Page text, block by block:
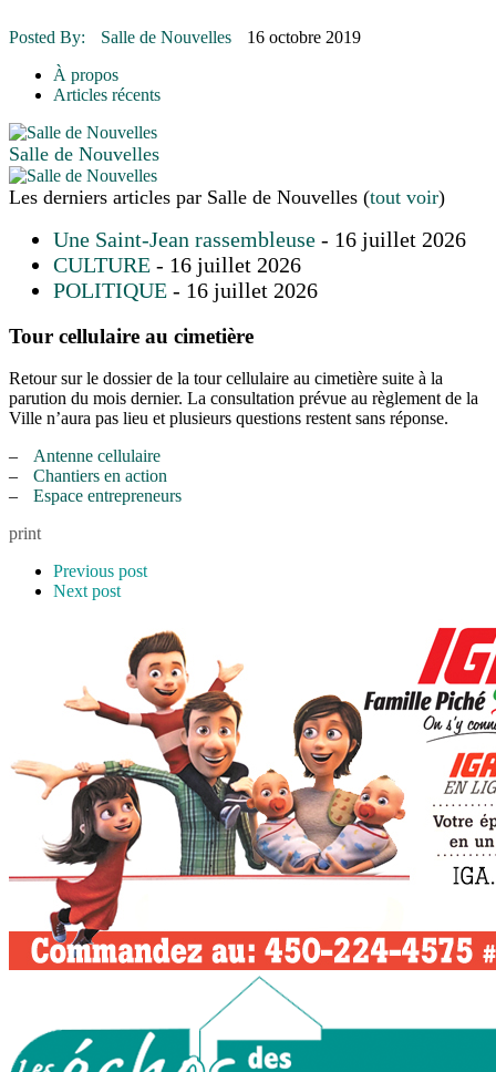
16 juillet 2026 | ENVIRONNEMENT
16 juillet 2026
Posted By: Salle de Nouvelles
16 octobre 2019
À propos
Articles récents
Salle de Nouvelles
Les derniers articles par Salle de Nouvelles (tout voir)
Une Saint-Jean rassembleuse - 16 juillet 2026
CULTURE - 16 juillet 2026
POLITIQUE - 16 juillet 2026
Tour cellulaire au cimetière
Retour sur le dossier de la tour cellulaire au cimetière suite à la
parution du mois dernier. La consultation prévue au règlement de la
Ville n’aura pas lieu et plusieurs questions restent sans réponse.
–
Antenne cellulaire
–
Chantiers en action
–
Espace entrepreneurs
print
Previous post
Next post